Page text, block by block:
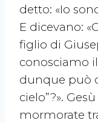
detto: «Io
E dicevano:
figlio di
conosciamo
dunque può
cielo”?».
mormorate